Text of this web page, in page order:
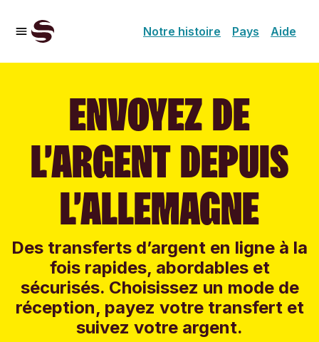
Notre histoire Pays Aide
ENVOYEZ DE
L’ARGENT DEPUIS
L’ALLEMAGNE
Des transferts d’argent en ligne à la
fois rapides, abordables et
sécurisés. Choisissez un mode de
réception, payez votre transfert et
suivez votre argent.